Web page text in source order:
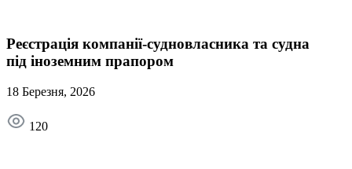
Реєстрація компанії-судновласника та судна
під іноземним прапором
18 Березня, 2026
120